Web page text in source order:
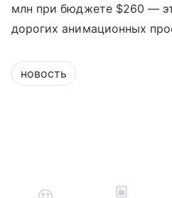
млн при бюджете $260 —
дорогих анимационных
новость